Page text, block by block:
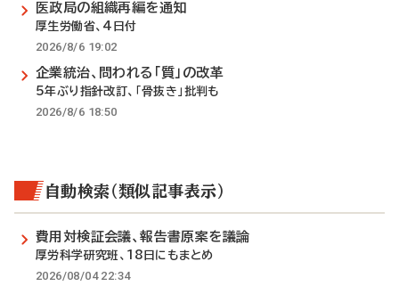
医政局の組織再編を通知
厚生労働省、4日付
2026/8/6 19:02
企業統治、問われる「質」の改革
5年ぶり指針改訂、「骨抜き」批判も
2026/8/6 18:50
自動検索（類似記事表示）
費用対検証会議、報告書原案を議論
厚労科学研究班、18日にもまとめ
2026/08/04 22:34